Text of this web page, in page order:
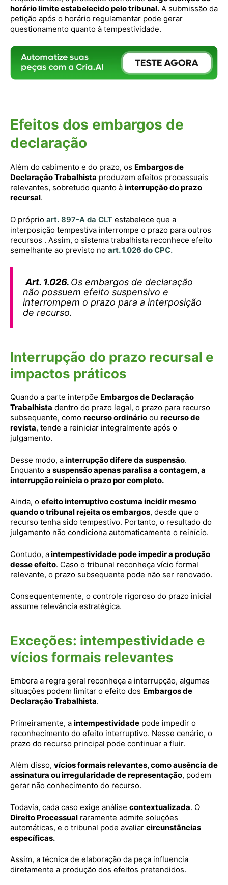
horário limite estabelecido pelo tribunal. A submissão da
petição após o horário regulamentar pode gerar
questionamento quanto à tempestividade.
Efeitos dos embargos de
declaração
Além do cabimento e do prazo, os Embargos de
Declaração Trabalhista produzem efeitos processuais
relevantes, sobretudo quanto à interrupção do prazo
recursal.
O próprio art. 897-A da CLT estabelece que a
interposição tempestiva interrompe o prazo para outros
recursos . Assim, o sistema trabalhista reconhece efeito
semelhante ao previsto no art. 1.026 do CPC.
Art. 1.026. Os embargos de declaração
não possuem efeito suspensivo e
interrompem o prazo para a interposição
de recurso.
Interrupção do prazo recursal e
impactos práticos
Quando a parte interpõe Embargos de Declaração
Trabalhista dentro do prazo legal, o prazo para recurso
subsequente, como recurso ordinário ou recurso de
revista, tende a reiniciar integralmente após o
julgamento.
Desse modo, ainterrupção difere da suspensão.
Enquanto a suspensão apenas paralisa a contagem, a
interrupção reinicia o prazo por completo.
Ainda, o efeito interruptivo costuma incidir mesmo
quando o tribunal rejeita os embargos, desde que o
recurso tenha sido tempestivo. Portanto, o resultado do
julgamento não condiciona automaticamente o reinício.
Contudo, aintempestividade pode impedir a produção
desse efeito. Caso o tribunal reconheça vício formal
relevante, o prazo subsequente pode não ser renovado.
Consequentemente, o controle rigoroso do prazo inicial
assume relevância estratégica.
Exceções: intempestividade e
vícios formais relevantes
Embora a regra geral reconheça a interrupção, algumas
situações podem limitar o efeito dos Embargos de
Declaração Trabalhista.
Primeiramente, a intempestividade pode impedir o
reconhecimento do efeito interruptivo. Nesse cenário, o
prazo do recurso principal pode continuar a fluir.
Além disso, vícios formais relevantes, como ausência de
assinatura ou irregularidade de representação, podem
gerar não conhecimento do recurso.
Todavia, cada caso exige análise contextualizada. O
Direito Processual raramente admite soluções
automáticas, e o tribunal pode avaliar circunstâncias
específicas.
Assim, a técnica de elaboração da peça influencia
diretamente a produção dos efeitos pretendidos.